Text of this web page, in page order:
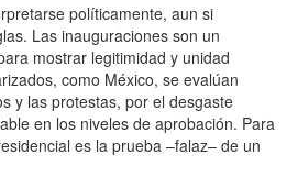
políticamente, aun si
Las inauguraciones son un
mostrar legitimidad y unidad
como México, se evalúan
y las protestas, por el desgaste
en los niveles de aprobación. Para
es la prueba –falaz– de un